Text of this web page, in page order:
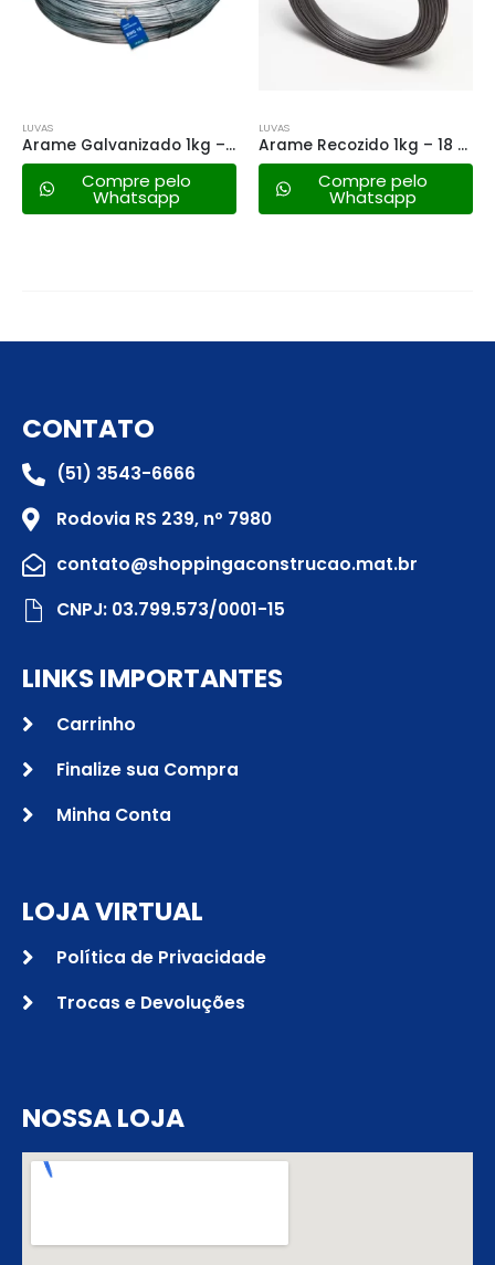
LUVAS
Arame Galvanizado 1kg – 16 Bwg
Compre pelo
Whatsapp
LUVAS
Arame Recozido 1kg – 18 Bwg
Compre pelo
Whatsapp
CONTATO
(51) 3543-6666
Rodovia RS 239, nº 7980
contato@shoppingaconstrucao.mat.br
CNPJ: 03.799.573/0001-15
LINKS IMPORTANTES
Carrinho
Finalize sua Compra
Minha Conta
LOJA VIRTUAL
Política de Privacidade
Trocas e Devoluções
NOSSA LOJA